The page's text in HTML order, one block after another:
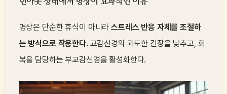
명상은 단순한 휴식이 아니라스트레스 반응 자체를 조절하
는 방식으로 작용한다.교감신경의 과도한 긴장을 낮추고, 회
복을 담당하는 부교감신경을 활성화한다.